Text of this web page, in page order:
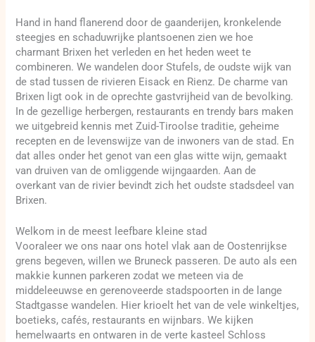
Hand in hand flanerend door de gaanderijen, kronkelende
steegjes en schaduwrijke plantsoenen zien we hoe
charmant Brixen het verleden en het heden weet te
combineren. We wandelen door Stufels, de oudste wijk van
de stad tussen de rivieren Eisack en Rienz. De charme van
Brixen ligt ook in de oprechte gastvrijheid van de bevolking.
In de gezellige herbergen, restaurants en trendy bars maken
we uitgebreid kennis met Zuid-Tiroolse traditie, geheime
recepten en de levenswijze van de inwoners van de stad. En
dat alles onder het genot van een glas witte wijn, gemaakt
van druiven van de omliggende wijngaarden. Aan de
overkant van de rivier bevindt zich het oudste stadsdeel van
Brixen.
Welkom in de meest leefbare kleine stad
Vooraleer we ons naar ons hotel vlak aan de Oostenrijkse
grens begeven, willen we Bruneck passeren. De auto als een
makkie kunnen parkeren zodat we meteen via de
middeleeuwse en gerenoveerde stadspoorten in de lange
Stadtgasse wandelen. Hier krioelt het van de vele winkeltjes,
boetieks, cafés, restaurants en wijnbars. We kijken
hemelwaarts en ontwaren in de verte kasteel Schloss